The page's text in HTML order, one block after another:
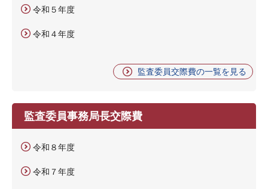
令和５年度
令和４年度
監査委員交際費の一覧を見る
監査委員事務局長交際費
令和８年度
令和７年度